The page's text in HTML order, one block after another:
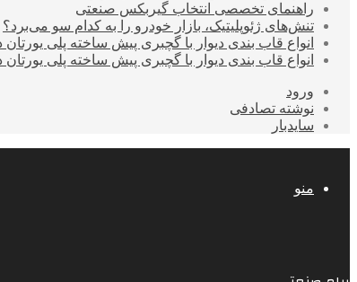
راهنمای تخصصی انتخاب گیربکس صنعتی
تنش‌های ژئوپلیتیک، بازار خودرو را به کدام سو می‌برد؟
انواع قاب بندی دیوار با گچبری پیش ساخته پلی
انواع قاب بندی دیوار با گچبری پیش ساخته پلی
ورود
نوشته تصادفی
سایدبار
منو